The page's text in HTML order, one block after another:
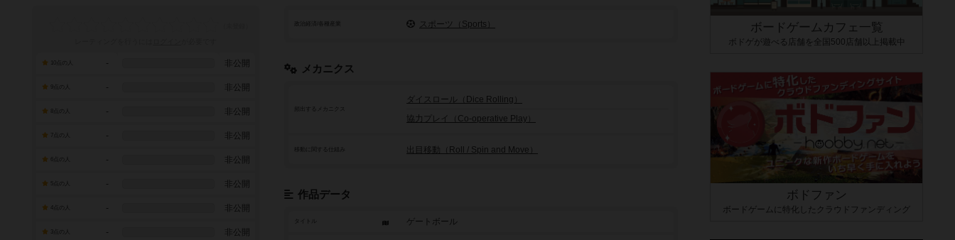
政治経済/各種産業 スポーツ（Sports）
メカニクス
頻出するメカニクス
ダイスロール（Dice Rolling）
協力プレイ（Co-operative Play）
移動に関する仕組み 出目移動（Roll / Spin and Move）
作品データ
タイトル ゲートボール
- 非公開
- 非公開
- 非公開
7点の人 - 非公開
- 非公開
- 非公開
- 非公開
- 非公開
ボードゲームカフェ一覧
ボドゲが遊べる店舗を全国500店舗以上掲載中
ボドファン
ボードゲームに特化したクラウドファンディング